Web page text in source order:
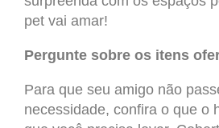
pet vai amar!
Pergunte sobre os itens
Para que seu amigo não
necessidade, confira o que o